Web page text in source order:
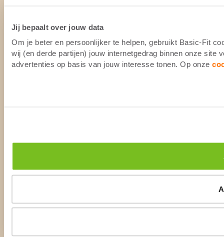
Jij bepaalt over jouw data
Om je beter en persoonlijker te helpen, gebruikt Basic-Fit
wij (en derde partijen) jouw internetgedrag binnen onze site
advertenties op basis van jouw interesse tonen. Op onze